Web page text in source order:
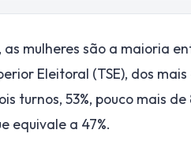
mulheres são a maioria
Eleitoral (TSE), dos
turnos, 53%, pouco mais
equivale a 47%.